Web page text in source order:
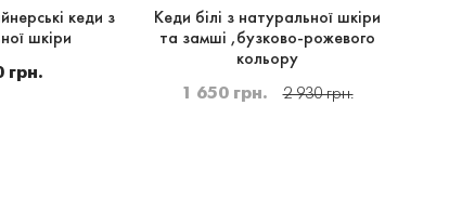
кеди з
шкіри
грн.
Кеди білі з натуральної шкіри
та замші ,бузково-рожевого
кольору
1 650 грн. 2 930 грн.